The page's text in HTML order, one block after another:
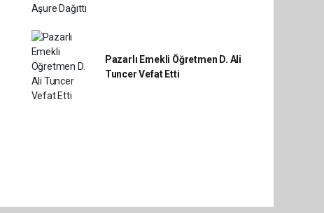
Pazarlı Emekli Öğretmen D. Ali
Tuncer Vefat Etti